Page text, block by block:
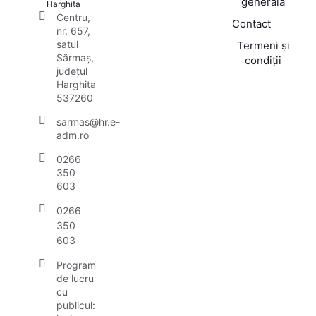
Harghita
Centru,
nr. 657,
satul
Sărmaș,
județul
Harghita
537260
sarmas@hr.e-
adm.ro
0266
350
603
0266
350
603
Program
de lucru
cu
publicul:
Contact
Termeni și
condiții